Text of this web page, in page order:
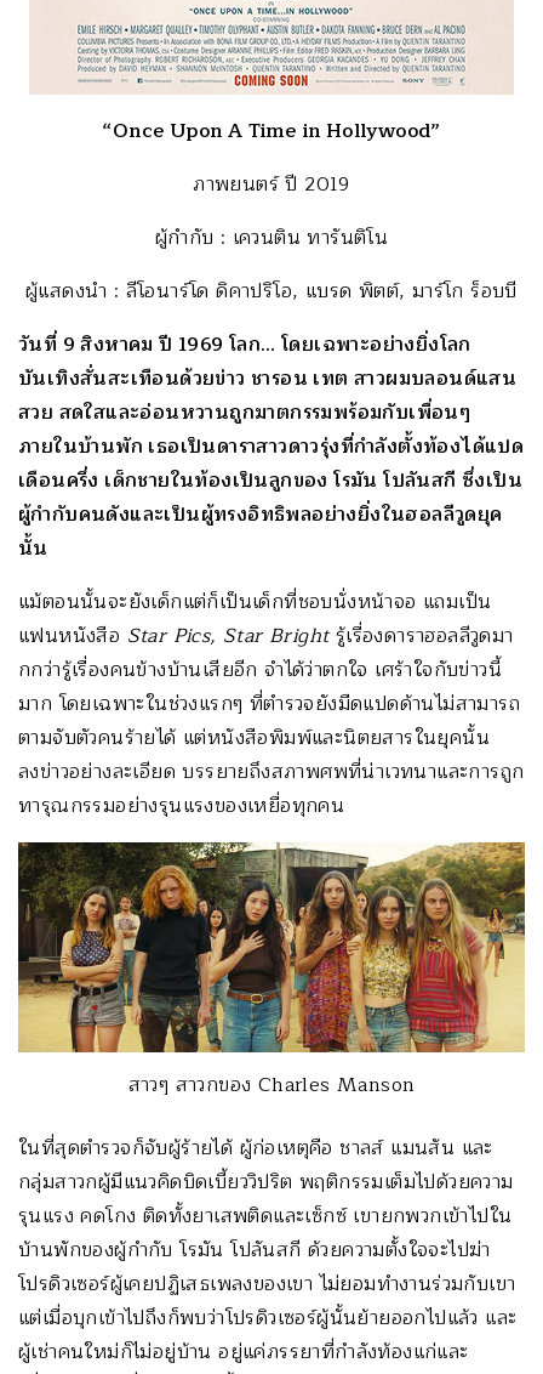
“Once Upon A Time in Hollywood”
ภาพยนตร์ ปี 2019
ผู้กำกับ : เควนติน ทารันติโน
ผู้แสดงนำ : ลีโอนาร์โด ดิคาปริโอ, แบรด พิตต์, มาร์โก ร็อบบี
วันที่ 9 สิงหาคม ปี 1969 โลก… โดยเฉพาะอย่างยิ่งโลก
บันเทิงสั่นสะเทือนด้วยข่าว ชารอน เทต สาวผมบลอนด์แสน
สวย สดใสและอ่อนหวานถูกฆาตกรรมพร้อมกับเพื่อนๆ
ภายในบ้านพัก เธอเป็นดาราสาวดาวรุ่งที่กำลังตั้งท้องได้แปด
เดือนครึ่ง เด็กชายในท้องเป็นลูกของ โรมัน โปลันสกี ซึ่งเป็น
ผู้กำกับคนดังและเป็นผู้ทรงอิทธิพลอย่างยิ่งในฮอลลีวูดยุค
นั้น
แม้ตอนนั้นจะยังเด็กแต่ก็เป็นเด็กที่ชอบนั่งหน้าจอ แถมเป็น
แฟนหนังสือ Star Pics, Star Brightรู้เรื่องดาราฮอลลีวูดมา
กกว่ารู้เรื่องคนข้างบ้านเสียอีก จำได้ว่าตกใจ เศร้าใจกับข่าวนี้
มาก โดยเฉพาะในช่วงแรกๆ ที่ตำรวจยังมืดแปดด้านไม่สามารถ
ตามจับตัวคนร้ายได้ แต่หนังสือพิมพ์และนิตยสารในยุคนั้น
ลงข่าวอย่างละเอียด บรรยายถึงสภาพศพที่น่าเวทนาและการถูก
ทารุณกรรมอย่างรุนแรงของเหยื่อทุกคน
สาวๆ สาวกของ Charles Manson
ในที่สุดตำรวจก็จับผู้ร้ายได้ ผู้ก่อเหตุคือ ชาลส์ แมนสัน และ
กลุ่มสาวกผู้มีแนวคิดบิดเบี้ยววิปริต พฤติกรรมเต็มไปด้วยความ
รุนแรง คดโกง ติดทั้งยาเสพติดและเซ็กซ์ เขายกพวกเข้าไปใน
บ้านพักของผู้กำกับ โรมัน โปลันสกี ด้วยความตั้งใจจะไปฆ่า
โปรดิวเซอร์ผู้เคยปฏิเสธเพลงของเขา ไม่ยอมทำงานร่วมกับเขา
แต่เมื่อบุกเข้าไปถึงก็พบว่าโปรดิวเซอร์ผู้นั้นย้ายออกไปแล้ว และ
ผู้เช่าคนใหม่ก็ไม่อยู่บ้าน อยู่แค่ภรรยาที่กำลังท้องแก่และ